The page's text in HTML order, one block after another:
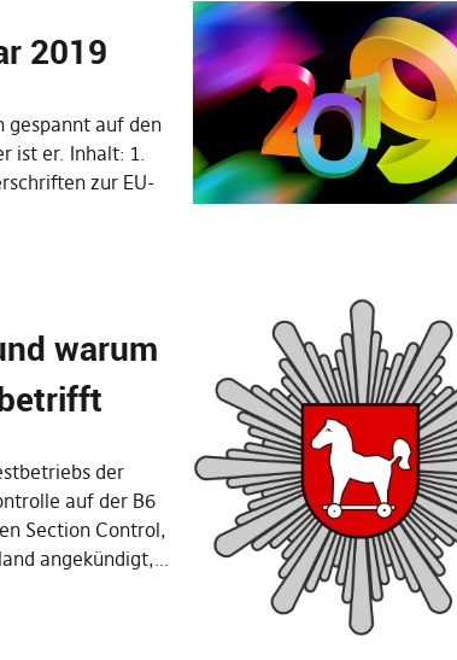
2019
gespannt auf den
ist er. Inhalt: 1.
zur EU-
warum
der
auf der B6
Section Control,
angekündigt,…